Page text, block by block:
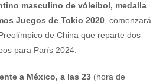
masculino de vóleibol, medalla
Juegos de Tokio 2020 , comenzará
de China que reparte dos
para París 2024.
a México, a las 23 (hora de